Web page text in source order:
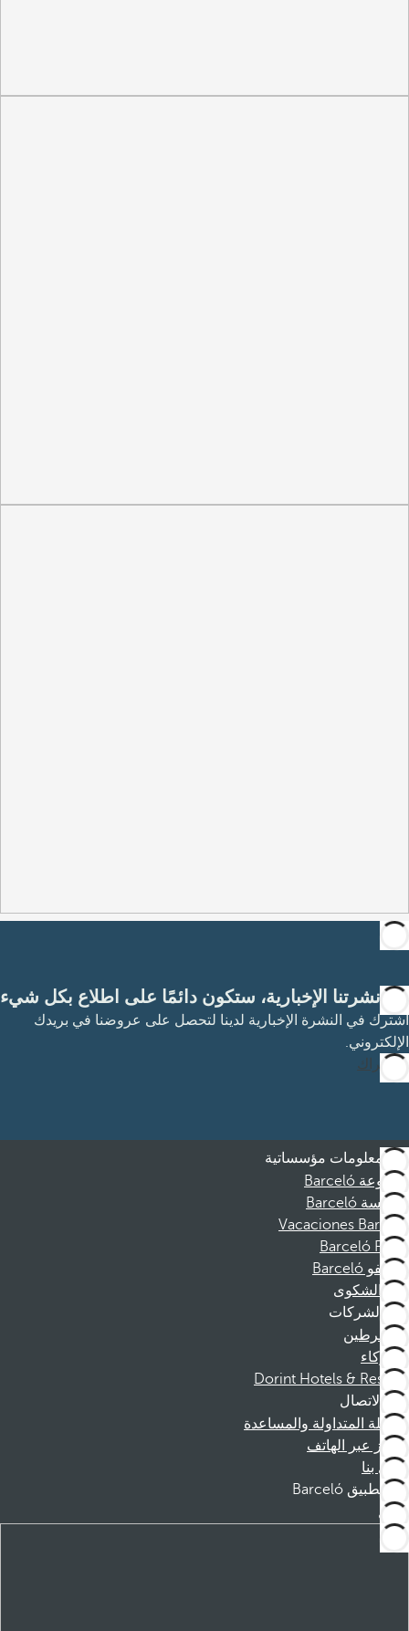
مع نشرتنا الإخبارية، ستكون دائمًا على اطلاع بكل شيء
اشترك في النشرة الإخبارية لدينا لتحصل على عروضنا في بريدك
الإلكتروني.
الاشتراك
معلومات مؤسساتية
مجموعة Barceló
مؤسسة Barceló
Vacaciones Barceló
Barceló Films
موظفو Barceló
قناة الشكوى
الشركات
المنخرطين
الشركاء
Dorint Hotels & Resorts
الاتصال
الأسئلة المتداولة والمساعدة
الحجز عبر الهاتف
اتصل بنا
تطبيق Barceló
تنزيل